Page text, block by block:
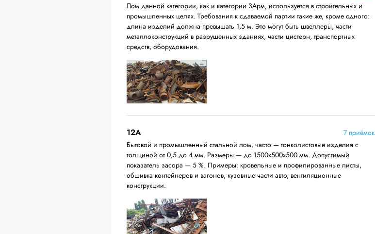
Лом данной категории, как и категории 3Арм, используется в строительных и
промышленных целях. Требования к сдаваемой партии такие же, кроме одного:
длина изделий должна превышать 1,5 м. Это могут быть швеллеры, части
металлоконструкций в разрушенных зданиях, части цистерн, транспортных
средств, оборудования.
12A
7 приёмок
Бытовой и промышленный стальной лом, часто — тонколистовые изделия с
толщиной от 0,5 до 4 мм. Размеры — до 1500х500х500 мм. Допустимый
показатель засора — 5 %. Примеры: кровельные и профилированные листы,
обшивка контейнеров и вагонов, кузовные части авто, вентиляционные
конструкции.